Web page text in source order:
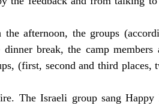
afternoon, the groups
break, the camp members
(first, second and third places,
The Israeli group sang